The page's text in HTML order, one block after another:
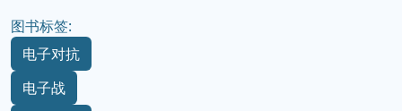
图书标签:
电子对抗
电子战